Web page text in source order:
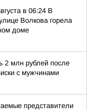
в 06:24 В
Волкова горела
доме
2 млн рублей после
с мужчинами
представители